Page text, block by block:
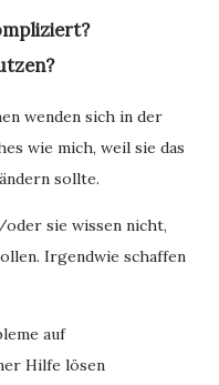
wenden sich in der
wie mich, weil sie das
sollte.
sie wissen nicht,
Irgendwie schaffen
auf
Hilfe lösen